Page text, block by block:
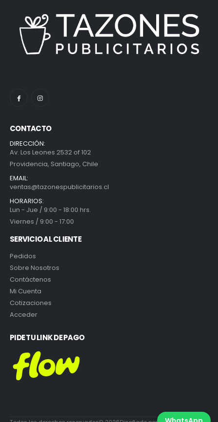
CONTACTO
DIRECCIÓN:
Av. Los Leones 2532 of 102
Providencia, Santiago, Chile
EMAIL:
ventas@tazonespublicitarios.cl
HORARIOS:
Lun - Jue / 9:00 - 18:00 hrs.
Viernes / 9:00 - 17:00
SERVICIO AL CLIENTE
Pedidos
Sobre Nosotros
Contáctenos
Mi Cuenta
Cotizaciones
Acceder
PIDE TU LINK DE PAGO